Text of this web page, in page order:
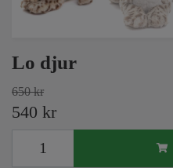
Lo djur
650 kr
540 kr